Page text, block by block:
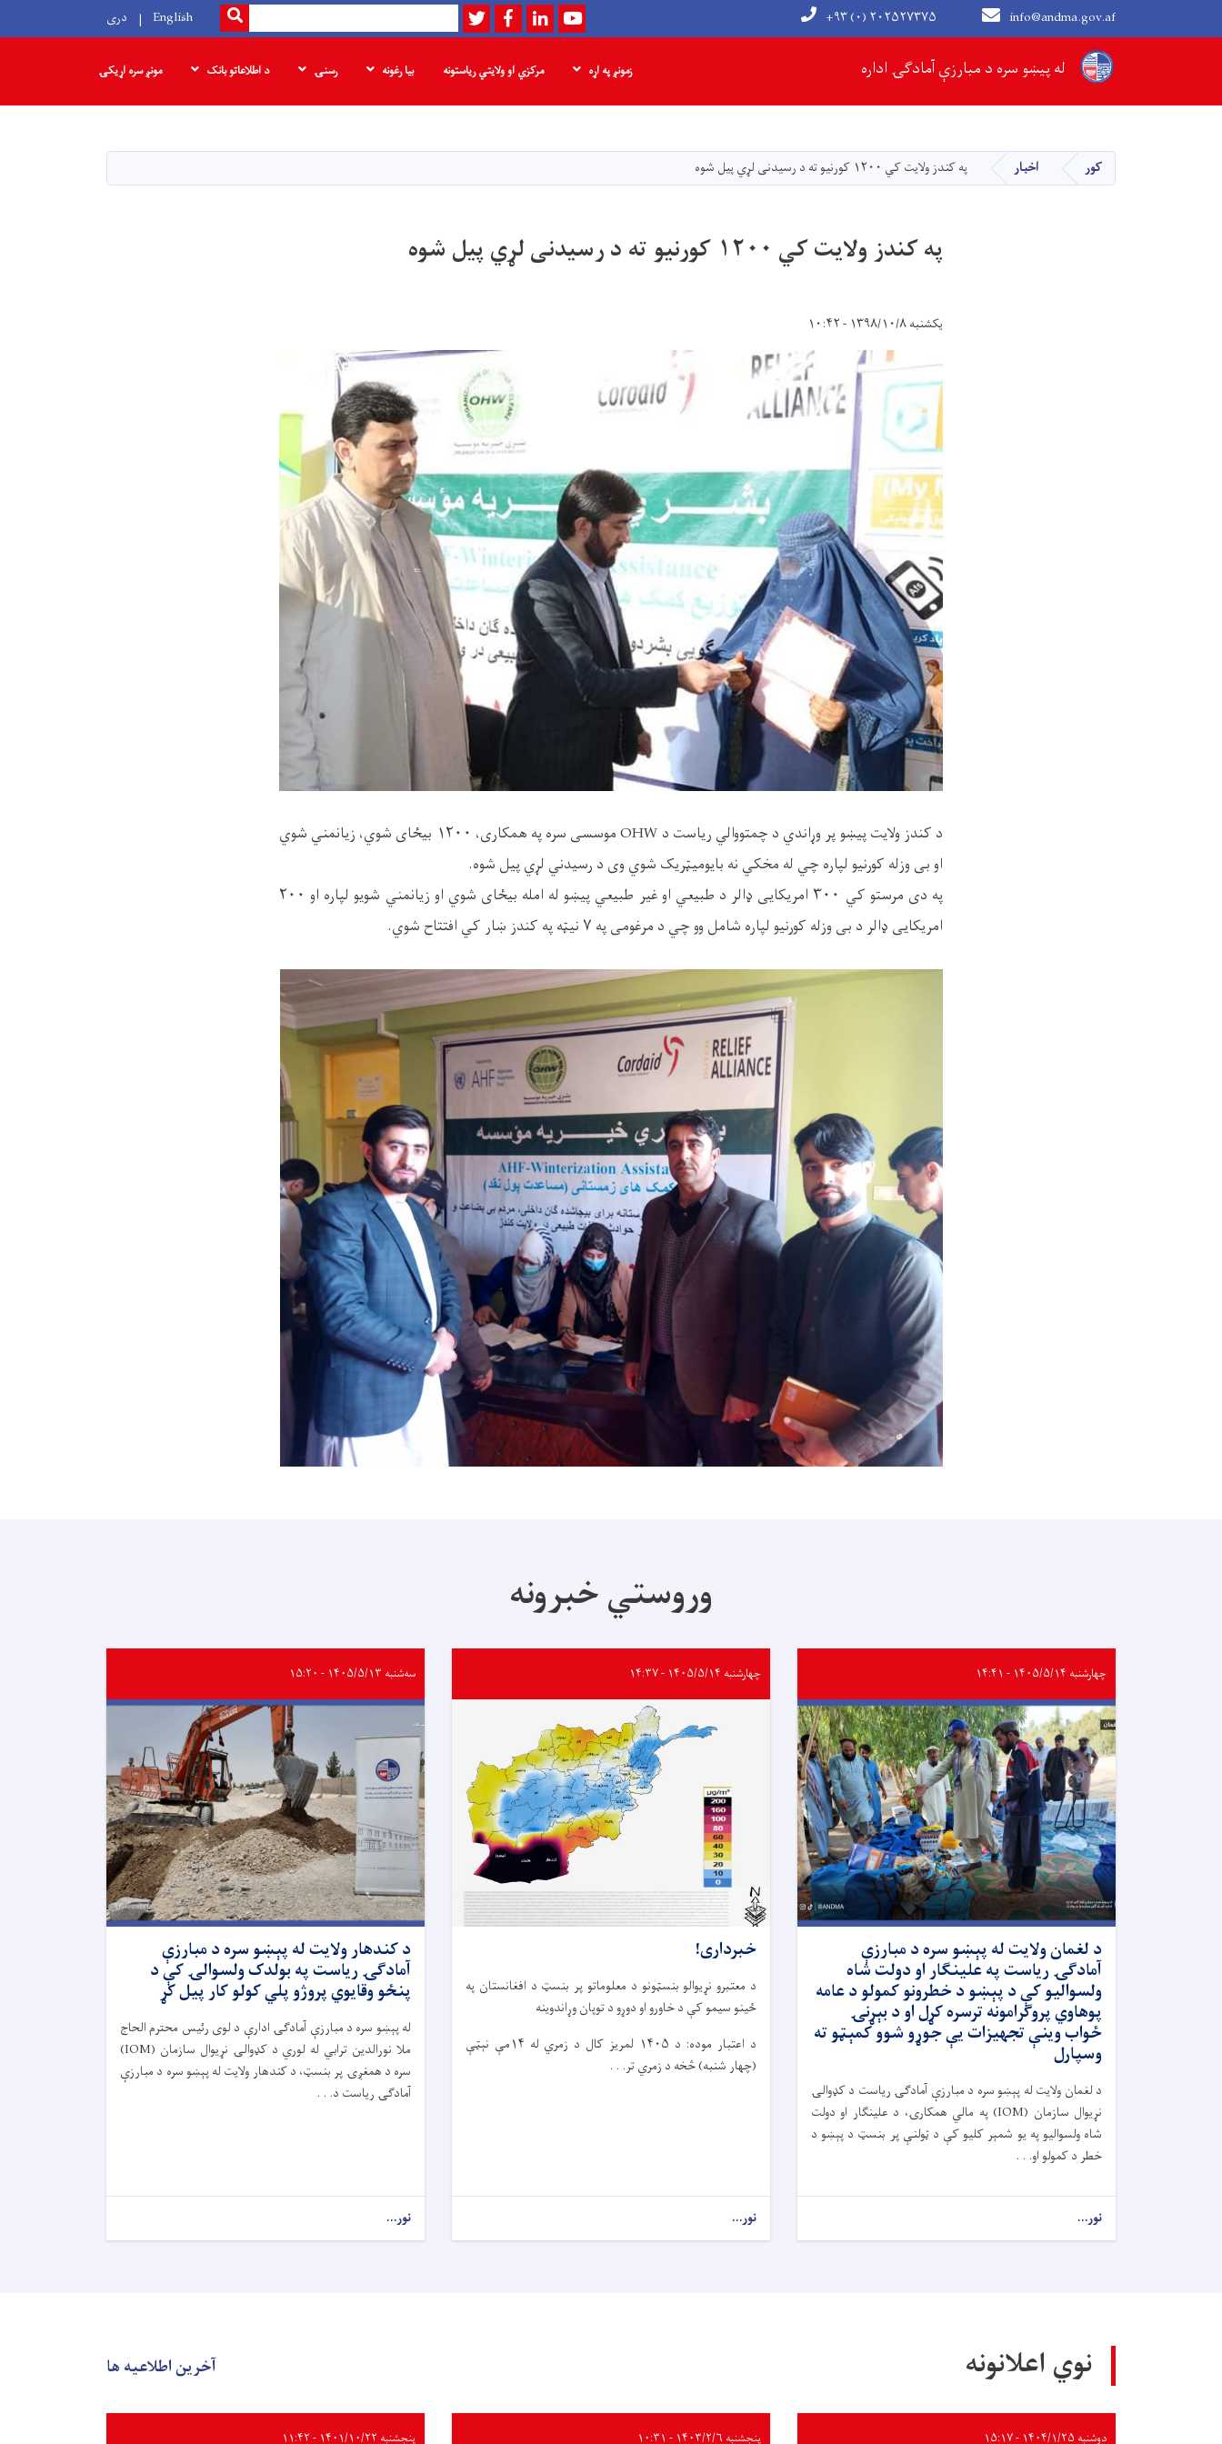
له پیښو سره د مبارزې آمادګۍ اداره
info@andma.gov.af +۹۳ (۰) ۲۰۲۵۲۷۳۷۵ Youtube
LinkedIn
Facebook
Twitter
لټون SEARCH
English دری
Main navigation
زمونږ په اړه مرکزي او ولایتي ریاستونه بیا رغونه رسنۍ د اطلاعاتو بانک مونږ سره اړیکۍ
کور اخبار په کندز ولایت کي ۱۲۰۰ کورنیو ته د رسیدنی لړي پیل شوه
په کندز ولایت کي ۱۲۰۰ کورنیو ته د رسیدنی لړي پیل شوه
یکشنبه ۱۳۹۸/۱۰/۸ - ۱۰:۴۲
د کندز ولایت پیښو پر وړاندي د چمتووالي ریاست د OHW موسسی سره په همکاری، ۱۲۰۰ بیځای شوي، زیانمني شوي
او بی وزله کورنیو لپاره چي له مخکي نه بایومیټریک شوي وی د رسیدني لړي پیل شوه.
په دی مرستو کي ۳۰۰ امریکایی ډالر د طبیعي او غیر طبیعي پیښو له امله بیځای شوي او زیانمني شویو لپاره او ۲۰۰
امریکایی ډالر د بی وزله کورنیو لپاره شامل وو چي د مرغومی په ۷ نیټه په کندز ښار کي افتتاح شوي.
وروستي خبرونه
چهارشنبه ۱۴۰۵/۵/۱۴ - ۱۴:۴۱
د لغمان ولایت له پېښو سره د مبارزې
آمادګۍ ریاست په علینګار او دولت شاه
ولسوالیو کې د پېښو د خطرونو کمولو د عامه
پوهاوي پروګرامونه ترسره کړل او د بېړنۍ
ځواب وینې تجهیزات یې جوړو شوو کمېټو ته
وسپارل
د لغمان ولایت له پېښو سره د مبارزې آمادګۍ ریاست د کډوالۍ
نړیوال سازمان (IOM) په مالي همکارۍ، د علینګار او دولت
شاه ولسوالیو په یو شمېر کلیو کې د ټولنې پر بنسټ د پېښو د
خطر د کمولو او. . .
نور...
چهارشنبه ۱۴۰۵/۵/۱۴ - ۱۴:۳۷
خبرداری!
د معتبرو نړیوالو بنسټونو د معلوماتو پر بنسټ د افغانستان په
ځینو سیمو کې د خاورو او دوړو د توپان وړاندوینه
د اعتبار موده: د ۱۴۰۵ لمریز کال د زمري له ۱۴مې نېټې
(چهار شنبه) څخه د زمري تر. . .
نور...
سه‌شنبه ۱۴۰۵/۵/۱۳ - ۱۵:۲۰
د کندهار ولایت له پېښو سره د مبارزې
آمادګۍ ریاست په بولدک ولسوالۍ کې د
پنځو وقایوي پروژو پلي کولو کار پیل کړ
له پېښو سره د مبارزې آمادګۍ ادارې د لوی رئیس محترم الحاج
ملا نورالدین ترابي له لوري د کډوالۍ نړیوال سازمان (IOM)
سره د همغږۍ پر بنسټ، د کندهار ولایت له پېښو سره د مبارزې
آمادګۍ ریاست د. . .
نور...
نوي اعلانونه آخرین اطلاعیه ها
دوشنبه ۱۴۰۴/۱/۲۵ - ۱۵:۱۷ پنجشنبه ۱۴۰۳/۲/۶ - ۱۰:۳۱ پنجشنبه ۱۴۰۱/۱۰/۲۲ - ۱۱:۴۲